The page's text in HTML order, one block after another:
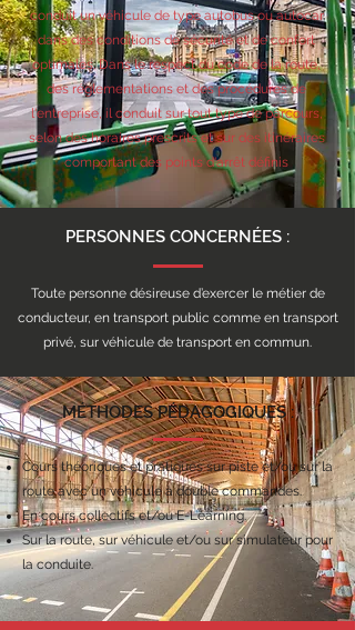
conduit un véhicule de type autobus ou autocar
dans des conditions de sécurité et de confort
optimales. Dans le respect du code de la route,
des réglementations et des procédures de
l'entreprise, il conduit sur tout type de parcours,
selon des horaires prescrits et sur des itinéraires
comportant des points d'arrêt définis
PERSONNES CONCERNÉES :
Toute personne désireuse d’exercer le métier de
conducteur, en transport public comme en transport
privé, sur véhicule de transport en commun.
MÉTHODES PÉDAGOGIQUES :
Cours théoriques et pratiques sur piste et/ou sur la
route avec un véhicule à double commandes.
En cours collectifs et/ou E-Learning.
Sur la route, sur véhicule et/ou sur simulateur pour
la conduite.